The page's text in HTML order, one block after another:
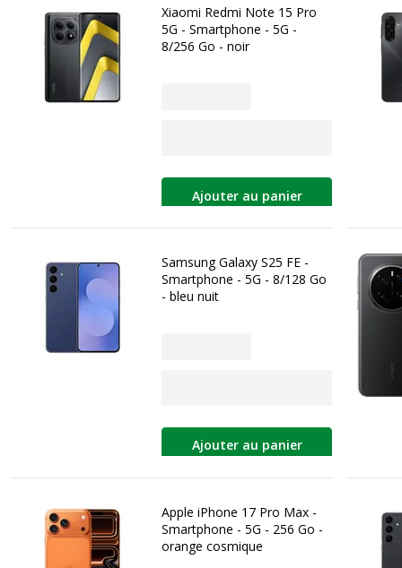
Xiaomi Redmi Note 15 Pro
5G - Smartphone - 5G -
8/256 Go - noir
Ajouter au panier
Samsung Galaxy S25 FE -
Smartphone - 5G - 8/128 Go
- bleu nuit
Ajouter au panier
Apple iPhone 17 Pro Max -
Smartphone - 5G - 256 Go -
orange cosmique